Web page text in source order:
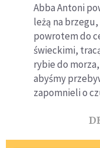
Abba Antoni
leżą na
powrotem do
świeckimi,
rybie do
abyśmy
zapomnieli o